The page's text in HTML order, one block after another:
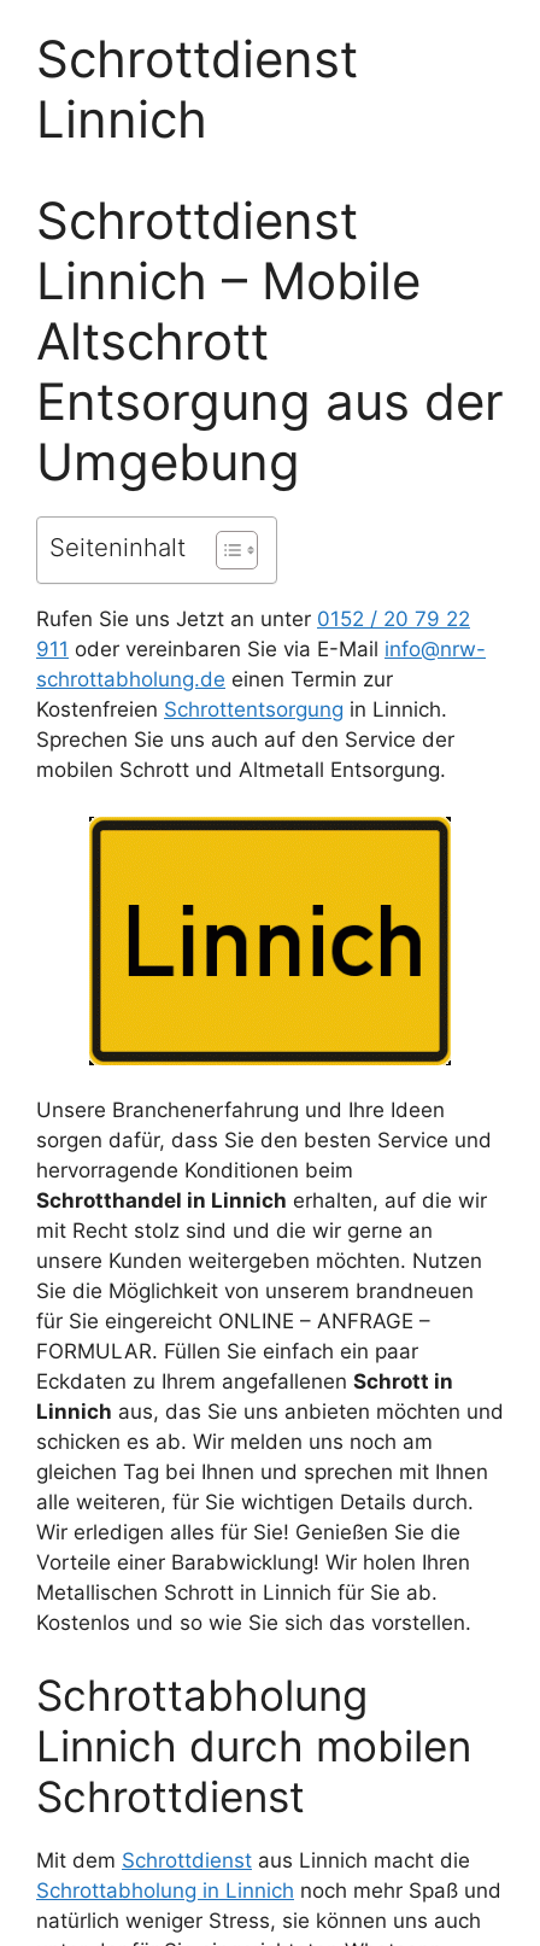
Schrottdienst
Linnich
Schrottdienst
Linnich – Mobile
Altschrott
Entsorgung aus der
Umgebung
Seiteninhalt
Rufen Sie uns Jetzt an unter 0152 / 20 79 22
911 oder vereinbaren Sie via E-Mail info@nrw-
schrottabholung.de einen Termin zur
Kostenfreien Schrottentsorgung in Linnich.
Sprechen Sie uns auch auf den Service der
mobilen Schrott und Altmetall Entsorgung.
Unsere Branchenerfahrung und Ihre Ideen
sorgen dafür, dass Sie den besten Service und
hervorragende Konditionen beim
Schrotthandel in Linnich erhalten, auf die wir
mit Recht stolz sind und die wir gerne an
unsere Kunden weitergeben möchten. Nutzen
Sie die Möglichkeit von unserem brandneuen
für Sie eingereicht ONLINE – ANFRAGE –
FORMULAR. Füllen Sie einfach ein paar
Eckdaten zu Ihrem angefallenen Schrott in
Linnich aus, das Sie uns anbieten möchten und
schicken es ab. Wir melden uns noch am
gleichen Tag bei Ihnen und sprechen mit Ihnen
alle weiteren, für Sie wichtigen Details durch.
Wir erledigen alles für Sie! Genießen Sie die
Vorteile einer Barabwicklung! Wir holen Ihren
Metallischen Schrott in Linnich für Sie ab.
Kostenlos und so wie Sie sich das vorstellen.
Schrottabholung
Linnich durch mobilen
Schrottdienst
Mit dem Schrottdienst aus Linnich macht die
Schrottabholung in Linnich noch mehr Spaß und
natürlich weniger Stress, sie können uns auch